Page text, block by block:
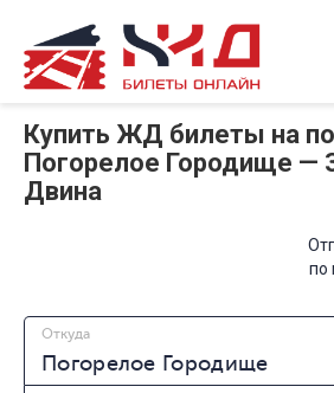
Купить ЖД билеты на
Погорелое Городище —
Двина
по
Откуда